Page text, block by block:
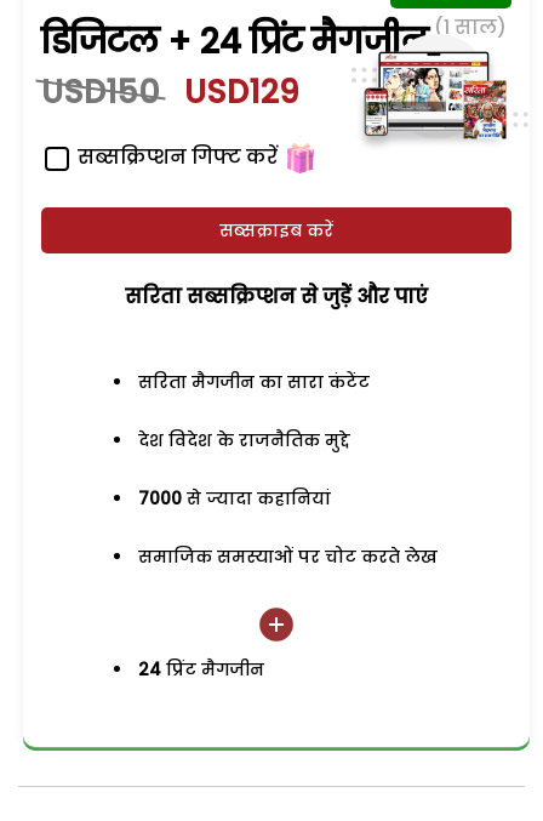
डिजिटल + 24 प्रिंट मैगजीन (1 साल)
USD150 USD129
सब्सक्रिप्शन गिफ्ट करें
सब्सक्राइब करें
सरिता सब्सक्रिप्शन से जुड़ेें और पाएं
सरिता मैगजीन का सारा कंटेंट
देश विदेश के राजनैतिक मुद्दे
7000 से ज्यादा कहानियां
समाजिक समस्याओं पर चोट करते लेख
24 प्रिंट मैगजीन